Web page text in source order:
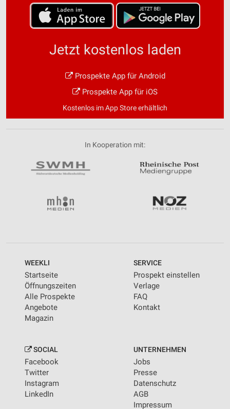
Jetzt kostenlos laden
Prospekte App für Android
Prospekte App für iOS
Kostenlos im App Store erhältlich
In Kooperation mit:
WEEKLI
Startseite
Öffnungszeiten
Alle Prospekte
Angebote
Magazin
SERVICE
Prospekt einstellen
Verlage
FAQ
Kontakt
SOCIAL
Facebook
Twitter
Instagram
LinkedIn
UNTERNEHMEN
Jobs
Presse
Datenschutz
AGB
Impressum